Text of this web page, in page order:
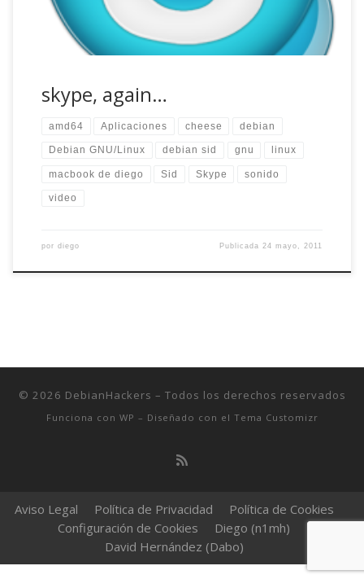
skype, again…
amd64 Aplicaciones cheese debian
Debian GNU/Linux debian sid gnu linux
macbook de diego Sid Skype sonido
video
por diego Publicada24 mayo, 2011
© 2026 DebianHackers – Todos los derechos reservados
Funciona con WP – Diseñado con el Tema Customizr
Aviso Legal Política de Privacidad
Política de Cookies
Configuración de Cookies
Diego (n1mh)
David Hernández (Dabo)